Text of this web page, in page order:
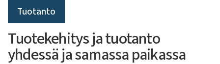
Tuotanto
Tuotekehitys ja tuotanto
yhdessä ja samassa paikassa